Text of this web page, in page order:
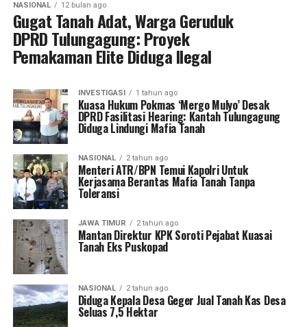
NASIONAL 12 bulan ago
Gugat Tanah Adat, Warga Geruduk
DPRD Tulungagung: Proyek
Pemakaman Elite Diduga Ilegal
INVESTIGASI 1 tahun ago
Kuasa Hukum Pokmas ‘Mergo Mulyo’ Desak
DPRD Fasilitasi Hearing: Kantah Tulungagung
Diduga Lindungi Mafia Tanah
NASIONAL 2 tahun ago
Menteri ATR/BPN Temui Kapolri Untuk
Kerjasama Berantas Mafia Tanah Tanpa
Toleransi
JAWA TIMUR 2 tahun ago
Mantan Direktur KPK Soroti Pejabat Kuasai
Tanah Eks Puskopad
NASIONAL 2 tahun ago
Diduga Kepala Desa Geger Jual Tanah Kas Desa
Seluas 7,5 Hektar